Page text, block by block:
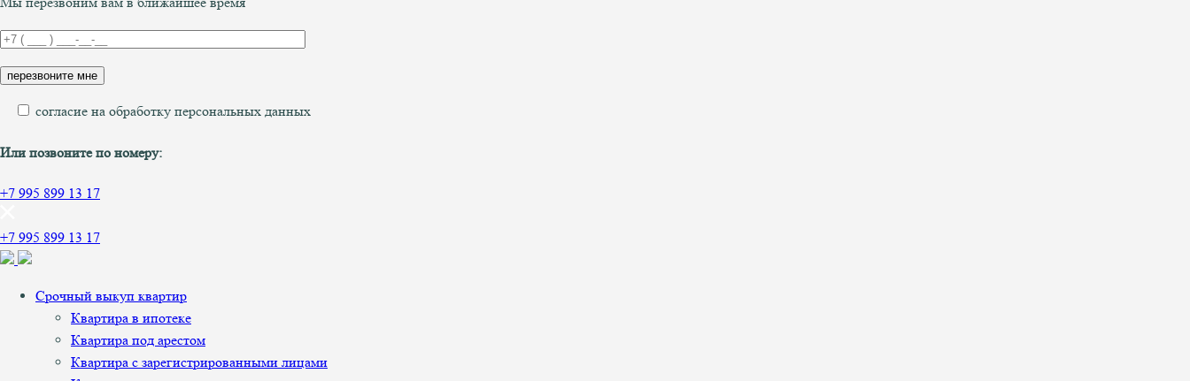
согласие на обработку персональных данных
Или позвоните по номеру:
+7 995 899 13 17
+7 995 899 13 17
Срочный выкуп квартир
Квартира в ипотеке
Квартира под арестом
Квартира с зарегистрированными лицами